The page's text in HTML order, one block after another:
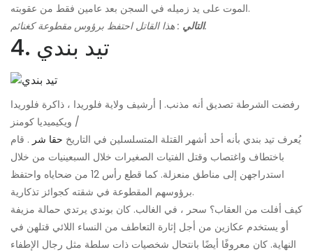
الموت على يد زميله في السجن بعد عامين فقط من عقوبته.
التالي: هذا القاتل احتفظ برؤوس مقطوعة كغنائم.
4. تيد بندي
رفضت الشرطة تصديق أنه مذنب. | أرشيف ولاية فلوريدا ، ذاكرة فلوريدا
/ ويكيميديا ​​كومنز
يُعرف تيد بندي بأنه أحد أشهر القتلة المتسلسلين في التاريخ حقا شر . قام
باختطاف واغتصاب وقتل الفتيات الصغيرات خلال السبعينيات من خلال
استدراجهن إلى مناطق منعزلة. كما قطع رأس 12 من ضحاياه واحتفظ
برؤوسهم المقطوعة في شقته كجوائز تذكارية.
كيف أفلت من العقاب؟ سحر ، في الغالب. كان بوندي يرتدي حمالة مزيفة
أو يستخدم عكازين من أجل إثارة التعاطف من النساء اللائي قتلهن في
النهاية. كان معروفًا أيضًا بانتحال شخصيات ذات سلطة مثل رجال الإطفاء